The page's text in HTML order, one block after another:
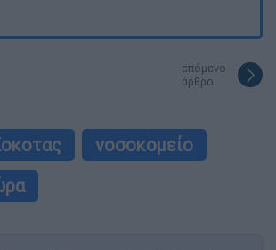
επόμενο
άρθρο
νοσοκομείο